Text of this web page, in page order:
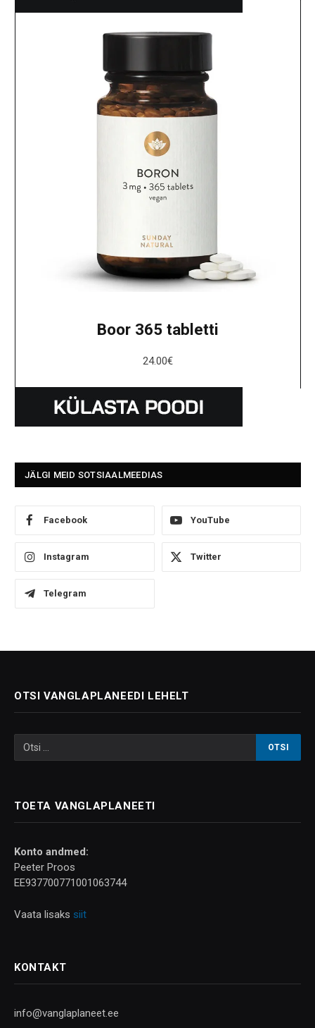
Boor 365 tabletti
24.00€
JÄLGI MEID SOTSIAALMEEDIAS
Facebook YouTube
Instagram Twitter
Telegram
OTSI VANGLAPLANEEDI LEHELT
TOETA VANGLAPLANEETI
Konto andmed:
Peeter Proos
EE937700771001063744
Vaata lisaks siit
KONTAKT
info@vanglaplaneet.ee